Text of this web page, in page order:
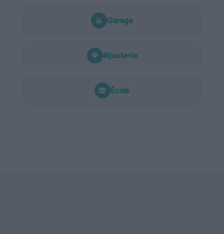
Garage
Bijouterie
École